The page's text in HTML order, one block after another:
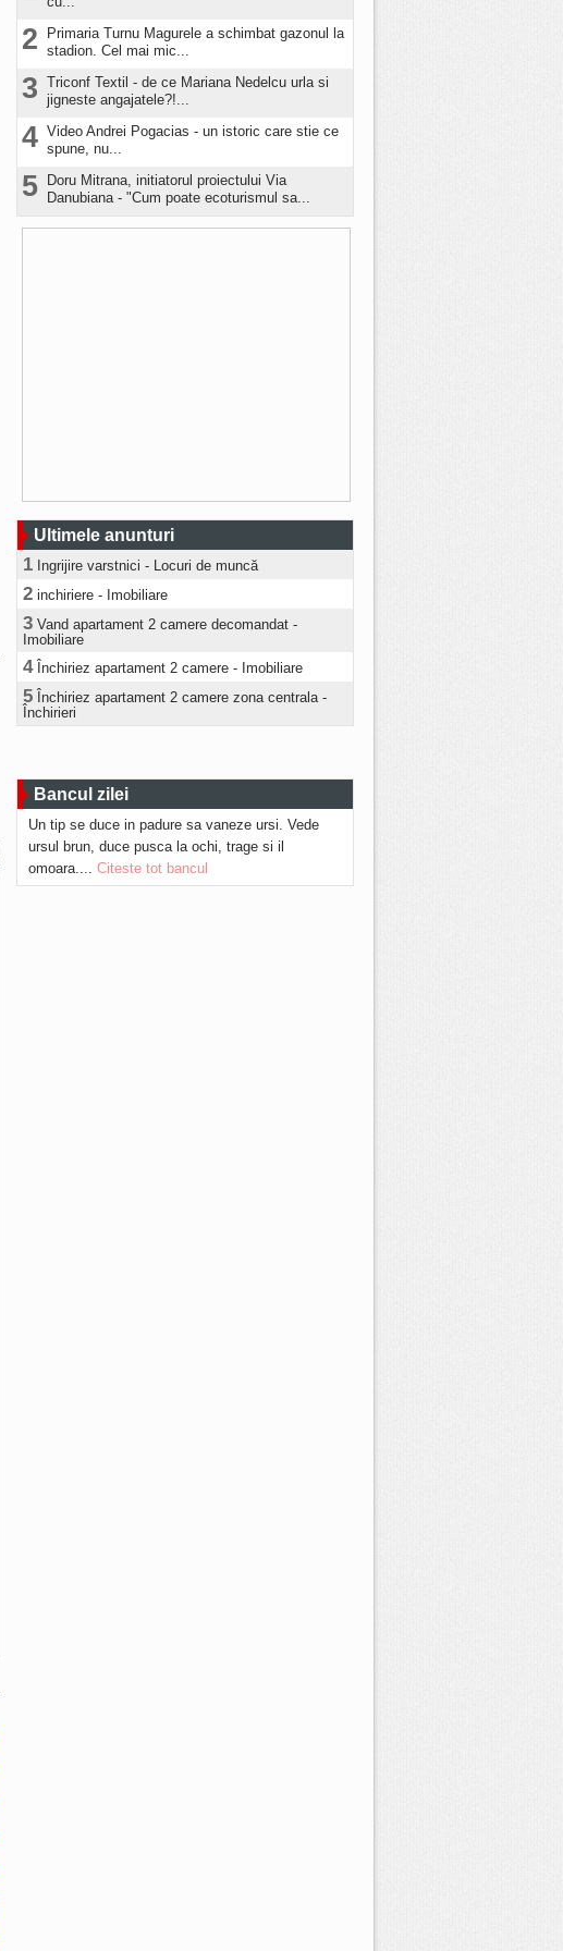
2
Primaria Turnu Magurele a schimbat gazonul la
stadion. Cel mai mic...
3 Triconf Textil - de ce Mariana Nedelcu urla si
jigneste angajatele?!...
4 Video Andrei Pogacias - un istoric care stie ce
spune, nu...
5
Doru Mitrana, initiatorul proiectului Via
Danubiana - "Cum poate ecoturismul sa...
Ultimele anunturi
1 Ingrijire varstnici - Locuri de muncă
2 inchiriere - Imobiliare
3 Vand apartament 2 camere decomandat -
Imobiliare
4 Închiriez apartament 2 camere - Imobiliare
5 Închiriez apartament 2 camere zona centrala -
Închirieri
Bancul zilei
Un tip se duce in padure sa vaneze ursi. Vede
ursul brun, duce pusca la ochi, trage si il
omoara.... Citeste tot bancul